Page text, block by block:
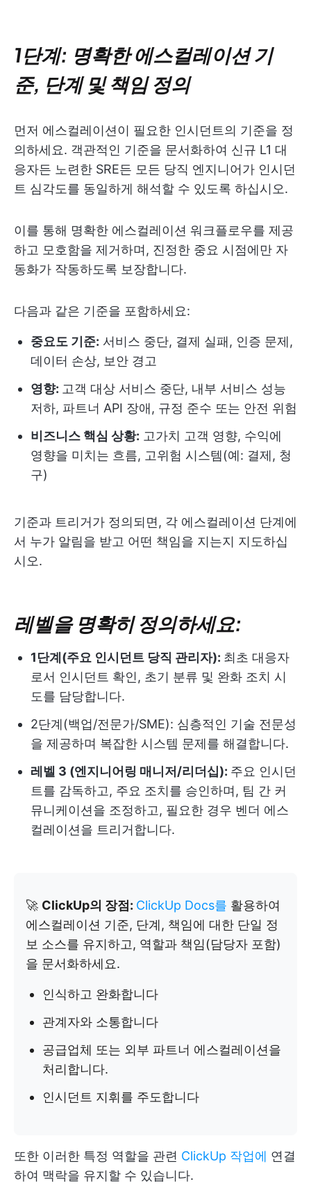
1단계: 명확한 에스컬레이션 기
준, 단계 및 책임 정의
먼저 에스컬레이션이 필요한 인시던트의 기준을 정
의하세요. 객관적인 기준을 문서화하여 신규 L1 대
응자든 노련한 SRE든 모든 당직 엔지니어가 인시던
트 심각도를 동일하게 해석할 수 있도록 하십시오.
이를 통해 명확한 에스컬레이션 워크플로우를 제공
하고 모호함을 제거하며, 진정한 중요 시점에만 자
동화가 작동하도록 보장합니다.
다음과 같은 기준을 포함하세요:
중요도 기준: 서비스 중단, 결제 실패, 인증 문제,
데이터 손상, 보안 경고
영향: 고객 대상 서비스 중단, 내부 서비스 성능
저하, 파트너 API 장애, 규정 준수 또는 안전 위험
비즈니스 핵심 상황: 고가치 고객 영향, 수익에
영향을 미치는 흐름, 고위험 시스템(예: 결제, 청
구)
기준과 트리거가 정의되면, 각 에스컬레이션 단계에
서 누가 알림을 받고 어떤 책임을 지는지 지도하십
시오.
레벨을 명확히 정의하세요:
1단계(주요 인시던트 당직 관리자): 최초 대응자
로서 인시던트 확인, 초기 분류 및 완화 조치 시
도를 담당합니다.
2단계(백업/전문가/SME): 심층적인 기술 전문성
을 제공하며 복잡한 시스템 문제를 해결합니다.
레벨 3 (엔지니어링 매니저/리더십): 주요 인시던
트를 감독하고, 주요 조치를 승인하며, 팀 간 커
뮤니케이션을 조정하고, 필요한 경우 벤더 에스
컬레이션을 트리거합니다.
🚀 ClickUp의 장점: ClickUp Docs를 활용하여
에스컬레이션 기준, 단계, 책임에 대한 단일 정
보 소스를 유지하고, 역할과 책임(담당자 포함)
을 문서화하세요.
인식하고 완화합니다
관계자와 소통합니다
공급업체 또는 외부 파트너 에스컬레이션을
처리합니다.
인시던트 지휘를 주도합니다
또한 이러한 특정 역할을 관련 ClickUp 작업에 연결
하여 맥락을 유지할 수 있습니다.